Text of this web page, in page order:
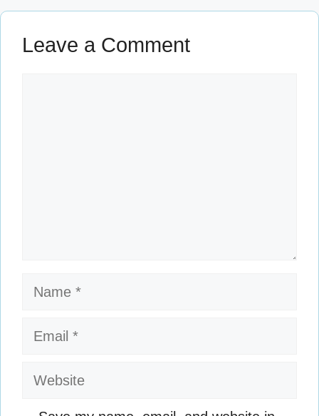
Leave a Comment
Name
Email
Website